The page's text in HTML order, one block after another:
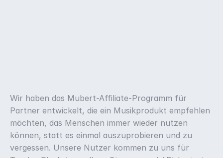
Wir haben das Mubert-Affiliate-Programm für
Partner entwickelt, die ein Musikprodukt empfehlen
möchten, das Menschen immer wieder nutzen
können, statt es einmal auszuprobieren und zu
vergessen. Unsere Nutzer kommen zu uns für